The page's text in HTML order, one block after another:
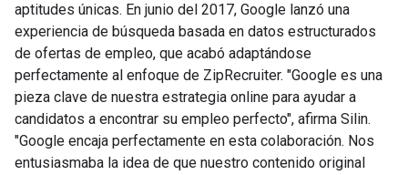
aptitudes únicas. En junio del 2017, Google lanzó una
experiencia de búsqueda basada en datos estructurados
de ofertas de empleo, que acabó adaptándose
perfectamente al enfoque de ZipRecruiter. "Google es una
pieza clave de nuestra estrategia online para ayudar a
candidatos a encontrar su empleo perfecto", afirma Silin.
"Google encaja perfectamente en esta colaboración. Nos
entusiasmaba la idea de que nuestro contenido original